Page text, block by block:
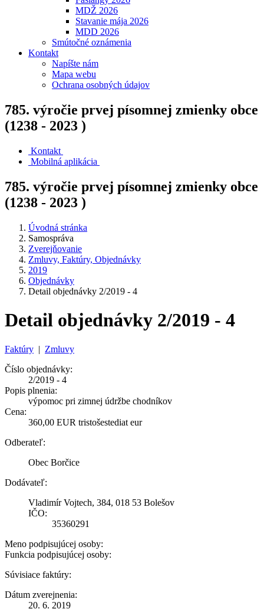
MDŽ 2026
Stavanie mája 2026
MDD 2026
Smútočné oznámenia
Kontakt
Napíšte nám
Mapa webu
Ochrana osobných údajov
785. výročie prvej písomnej zmienky obce
(1238 - 2023 )
Kontakt
Mobilná aplikácia
785. výročie prvej písomnej zmienky obce
(1238 - 2023 )
Úvodná stránka
Samospráva
Zverejňovanie
Zmluvy, Faktúry, Objednávky
2019
Objednávky
Detail objednávky 2/2019 - 4
Detail objednávky 2/2019 - 4
Faktúry | Zmluvy
Číslo objednávky:
2/2019 - 4
Popis plnenia:
výpomoc pri zimnej údržbe chodníkov
Cena:
360,00 EUR tristošestediat eur
Odberateľ:
Obec Borčice
Dodávateľ:
Vladimír Vojtech, 384, 018 53 Bolešov
IČO:
35360291
Meno podpisujúcej osoby:
Funkcia podpisujúcej osoby:
Súvisiace faktúry:
Dátum zverejnenia:
20. 6. 2019